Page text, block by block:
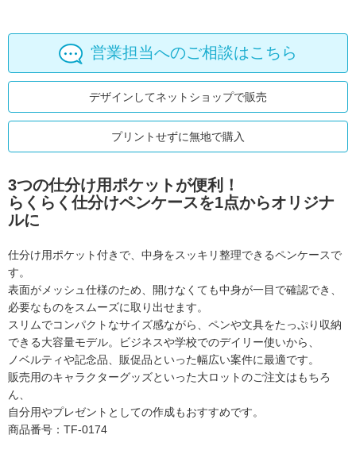
営業担当へのご相談はこちら
デザインしてネットショップで販売
プリントせずに無地で購入
3つの仕分け用ポケットが便利！
らくらく仕分けペンケースを1点からオリジナ
ルに
仕分け用ポケット付きで、中身をスッキリ整理できるペンケースで
す。
表面がメッシュ仕様のため、開けなくても中身が一目で確認でき、
必要なものをスムーズに取り出せます。
スリムでコンパクトなサイズ感ながら、ペンや文具をたっぷり収納
できる大容量モデル。
ビジネスや学校でのデイリー使いから、
ノベルティや記念品、販促品といった幅広い案件に最適です。
販売用のキャラクターグッズといった大ロットのご注文はもちろ
ん、
自分用やプレゼントとしての作成もおすすめです。
商品番号：TF-0174